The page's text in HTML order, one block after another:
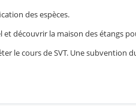
des espèces.
découvrir la maison des étangs
le cours de SVT. Une subvention